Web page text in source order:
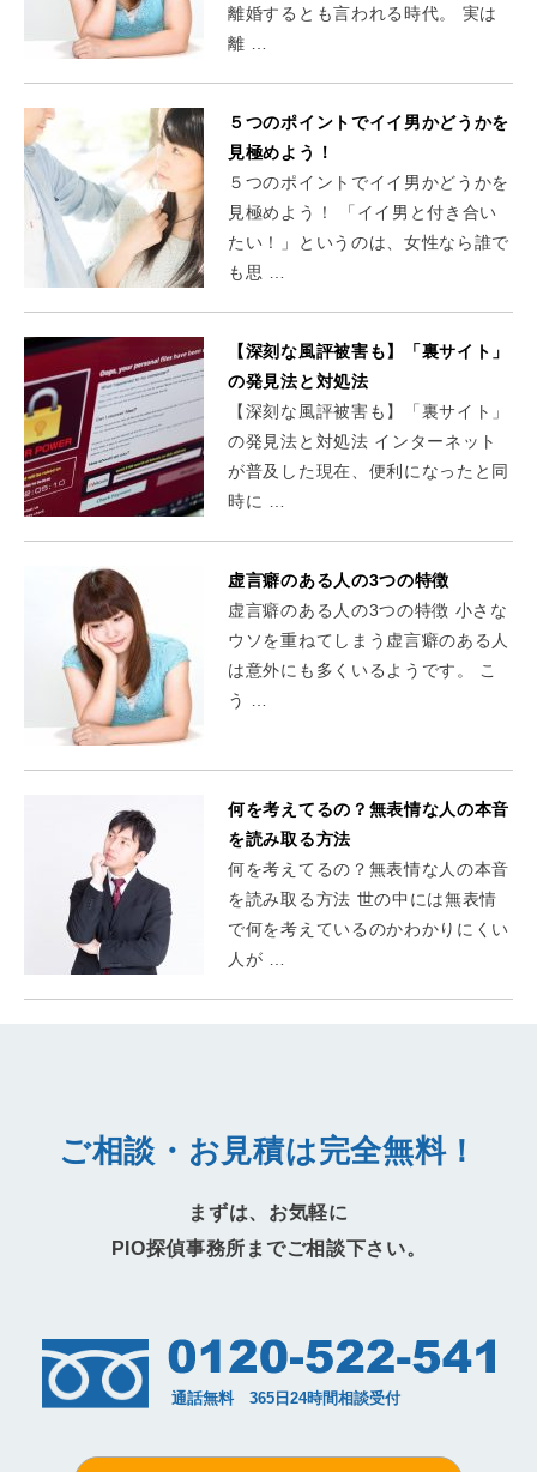
離婚するとも言われる時代。 実は
離 …
５つのポイントでイイ男かどうかを
見極めよう！
５つのポイントでイイ男かどうかを
見極めよう！ 「イイ男と付き合い
たい！」というのは、女性なら誰で
も思 …
【深刻な風評被害も】「裏サイト」
の発見法と対処法
【深刻な風評被害も】「裏サイト」
の発見法と対処法 インターネット
が普及した現在、便利になったと同
時に …
虚言癖のある人の3つの特徴
虚言癖のある人の3つの特徴 小さな
ウソを重ねてしまう虚言癖のある人
は意外にも多くいるようです。 こ
う …
何を考えてるの？無表情な人の本音
を読み取る方法
何を考えてるの？無表情な人の本音
を読み取る方法 世の中には無表情
で何を考えているのかわかりにくい
人が …
ご相談・お見積は完全無料！
まずは、お気軽に
PIO探偵事務所までご相談下さい。